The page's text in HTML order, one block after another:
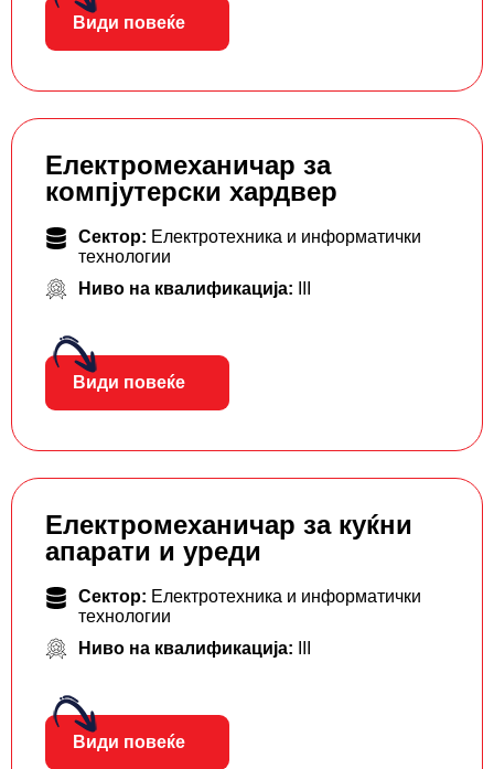
Види повеќе
Електромеханичар за
компјутерски хардвер
Сектор: Електротехника и информатички
технологии
Ниво на квалификација:
Види повеќе
Електромеханичар за куќни
апарати и уреди
Сектор: Електротехника и информатички
технологии
Ниво на квалификација:
Види повеќе